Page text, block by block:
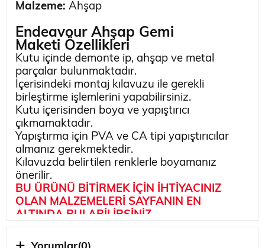
Malzeme: Ahşap
Endeavour Ahşap Gemi
Maketi Özellikleri
Kutu içinde demonte ip, ahşap ve metal
parçalar bulunmaktadır.
İçerisindeki montaj kılavuzu ile gerekli
birleştirme işlemlerini yapabilirsiniz.
Kutu içerisinden boya ve yapıştırıcı
çıkmamaktadır.
Yapıştırma için PVA ve CA tipi yapıştırıcılar
almanız gerekmektedir.
Kılavuzda belirtilen renklerle boyamanız
önerilir.
BU ÜRÜNÜ BİTİRMEK İÇİN İHTİYACINIZ
OLAN MALZEMELERİ SAYFANIN EN
ALTINDA BULABİLİRSİNİZ
HM Bark Endeavor olarak da bilinen HMS